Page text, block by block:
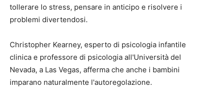
tollerare lo stress, pensare in anticipo e risolvere i
problemi divertendosi.
Christopher Kearney, esperto di psicologia infantile
clinica e professore di psicologia all'Università del
Nevada, a Las Vegas, afferma che anche i bambini
imparano naturalmente l'autoregolazione.